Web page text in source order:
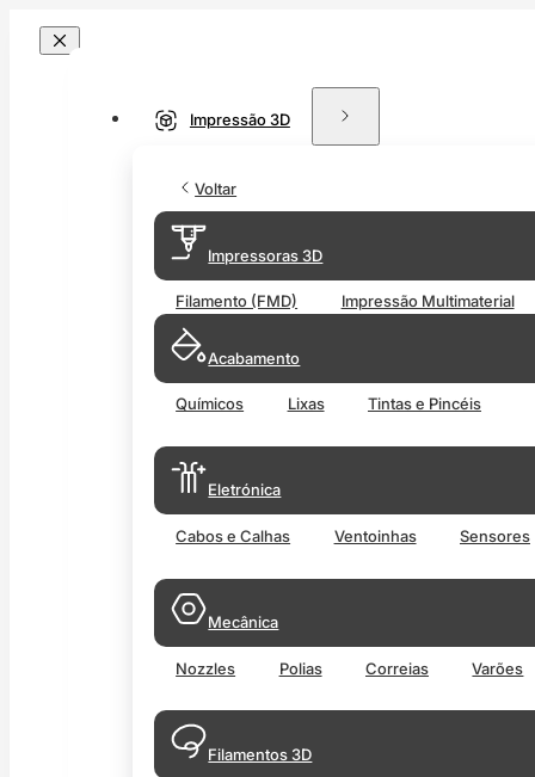
Impressão 3D
Voltar
Impressoras 3D
Filamento (FMD) Impressão Multimaterial
Acabamento
Químicos Lixas Tintas e Pincéis
Eletrónica
Cabos e Calhas Ventoinhas Sensores
Mecânica
Nozzles Polias Correias Varões
Filamentos 3D